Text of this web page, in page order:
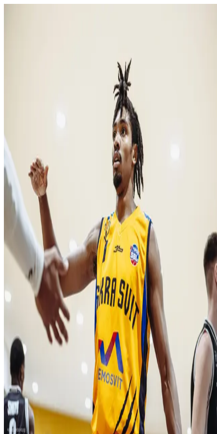
HistóriaÚspechy Iskra Aréna
Kontakt
Novinky
Kalendár
Mládež